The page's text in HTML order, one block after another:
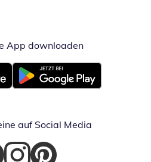
App downloadenÖffnet in
Fenster
Öffnet in neuem Fenster
auf Social Media